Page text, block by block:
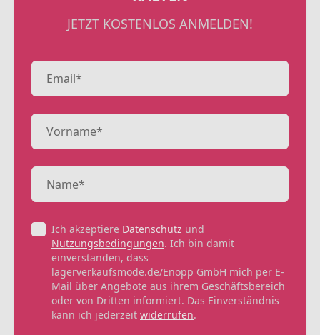
JETZT KOSTENLOS ANMELDEN!
Ich akzeptiere Datenschutz und
Nutzungsbedingungen. Ich bin damit
einverstanden, dass
lagerverkaufsmode.de/Enopp GmbH mich per E-
Mail über Angebote aus ihrem Geschäftsbereich
oder von Dritten informiert. Das Einverständnis
kann ich jederzeit widerrufen.